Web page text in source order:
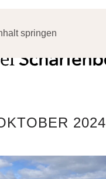
springen
2024